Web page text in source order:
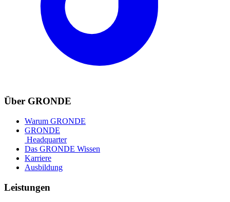
Über GRONDE
Warum GRONDE
GRONDE
Headquarter
Das GRONDE Wissen
Karriere
Ausbildung
Leistungen